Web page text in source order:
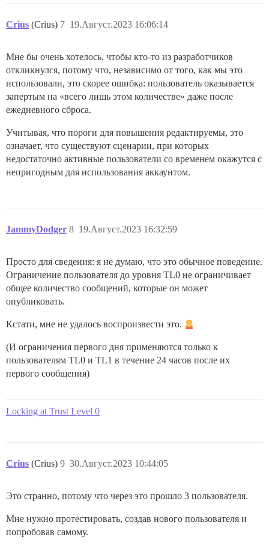
Crius (Crius) 19.Август.2023 16:06:14
7
Мне бы очень хотелось, чтобы кто-то из разработчиков
откликнулся, потому что, независимо от того, как мы это
использовали, это скорее ошибка: пользователь оказывается
запертым на «всего лишь этом количестве» даже после
ежедневного сброса.
Учитывая, что пороги для повышения редактируемы, это
означает, что существуют сценарии, при которых
недостаточно активные пользователи со временем окажутся с
непригодным для использования аккаунтом.
JammyDodger 19.Август.2023 16:32:59
8
Просто для сведения: я не думаю, что это обычное поведение.
Ограничение пользователя до уровня TL0 не ограничивает
общее количество сообщений, которые он может
опубликовать.
Кстати, мне не удалось воспроизвести это.
(И ограничения первого дня применяются только к
пользователям TL0 и TL1 в течение 24 часов после их
первого сообщения)
Locking at Trust Level 0
Crius (Crius) 30.Август.2023 10:44:05
9
Это странно, потому что через это прошло 3 пользователя.
Мне нужно протестировать, создав нового пользователя и
попробовав самому.